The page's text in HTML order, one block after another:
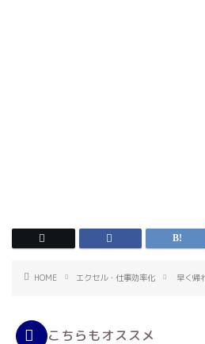
HOME エクセル・仕事効率化 早く帰
こちらもオススメ